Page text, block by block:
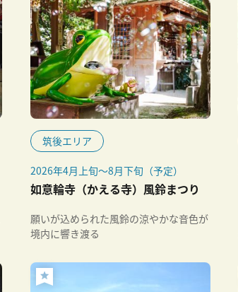
筑後エリア
2026年4月上旬～8月下旬（予定）
如意輪寺（かえる寺）風鈴まつり
願いが込められた風鈴の涼やかな音色が
境内に響き渡る